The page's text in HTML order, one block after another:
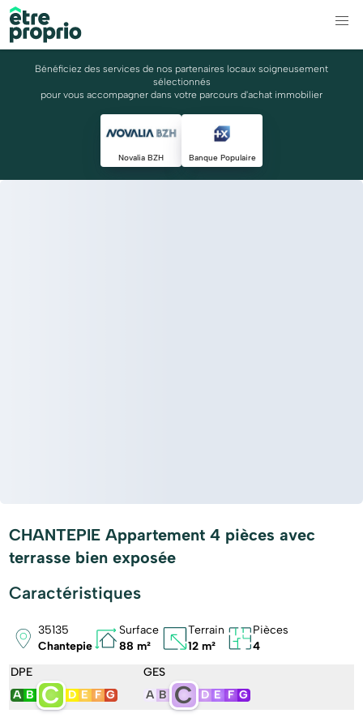
Bénéficiez des services de nos partenaires locaux soigneusement
sélectionnés
pour vous accompagner dans votre parcours d'achat immobilier
Novalia BZH Banque Populaire
CHANTEPIE Appartement 4 pièces avec
terrasse bien exposée
Caractéristiques
35135
Chantepie
Surface
88 m²
Terrain
12 m²
Pièces
4
DPE
A B C D E F G
GES
A B C D E F G